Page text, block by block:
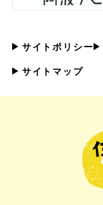
サイトポリシー
サイトマップ